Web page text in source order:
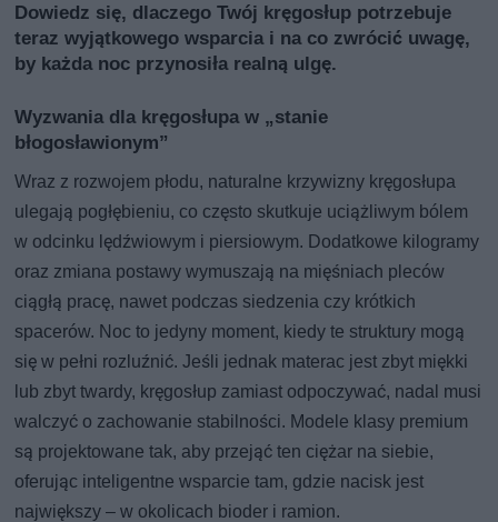
Dowiedz się, dlaczego Twój kręgosłup potrzebuje
teraz wyjątkowego wsparcia i na co zwrócić uwagę,
by każda noc przynosiła realną ulgę.
Wyzwania dla kręgosłupa w „stanie
błogosławionym”
Wraz z rozwojem płodu, naturalne krzywizny kręgosłupa
ulegają pogłębieniu, co często skutkuje uciążliwym bólem
w odcinku lędźwiowym i piersiowym. Dodatkowe kilogramy
oraz zmiana postawy wymuszają na mięśniach pleców
ciągłą pracę, nawet podczas siedzenia czy krótkich
spacerów. Noc to jedyny moment, kiedy te struktury mogą
się w pełni rozluźnić. Jeśli jednak materac jest zbyt miękki
lub zbyt twardy, kręgosłup zamiast odpoczywać, nadal musi
walczyć o zachowanie stabilności. Modele klasy premium
są projektowane tak, aby przejąć ten ciężar na siebie,
oferując inteligentne wsparcie tam, gdzie nacisk jest
największy – w okolicach bioder i ramion.